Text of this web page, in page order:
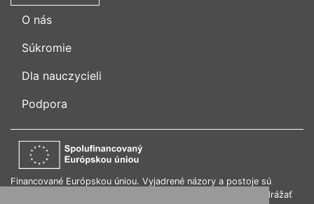
O nás
Súkromie
Dla nauczycieli
Podpora
Financované Európskou úniou. Vyjadrené názory a postoje sú
názormi a vyhláseniami autora(-ov) a nemusia nevyhnutne odrážať